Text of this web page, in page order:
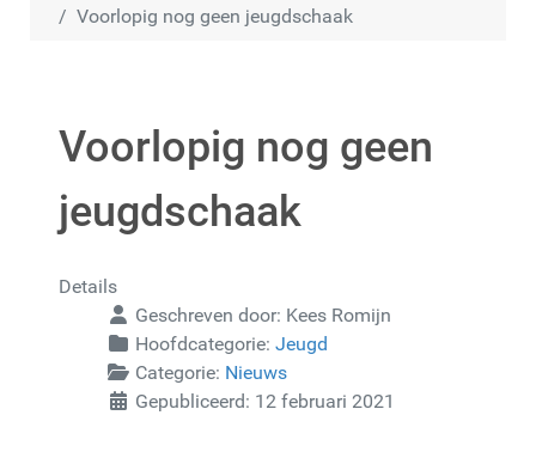
Voorlopig nog geen jeugdschaak
Voorlopig nog geen
jeugdschaak
Details
Geschreven door: Kees Romijn
Hoofdcategorie: Jeugd
Categorie: Nieuws
Gepubliceerd: 12 februari 2021